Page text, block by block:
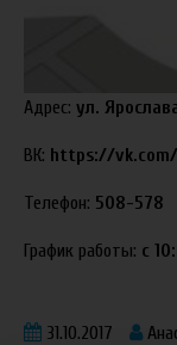
Адрес: ул.
ВК: https://vk.com/
Телефон: 508-578
График работы: с
31.10.2017